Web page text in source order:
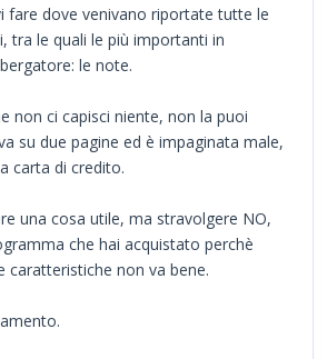
fare dove venivano riportate tutte le
tra le quali le più importanti in
le note.
non ci capisci niente, non la puoi
su due pagine ed è impaginata male,
carta di credito.
una cosa utile, ma stravolgere NO,
che hai acquistato perchè
caratteristiche non va bene.